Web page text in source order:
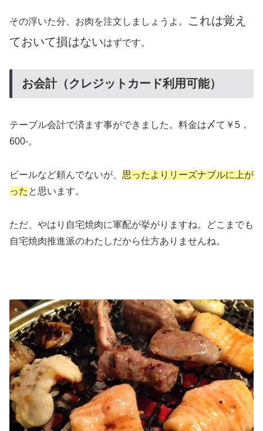
その浮いた分、お肉を注文しましょうよ。
これは覚え
ておいて損はないはずです。
お会計（クレジットカード利用可能）
テーブル会計で済ます事ができました。料金は〆て￥5，
600-。
ビールなど頼んでないが、 思ったよりリーズナブルに上が
った と思います。
ただ、やはり自宅焼肉に軍配が挙がりますね。どこまでも
自宅焼肉推進派のわたしだから仕方ありませんね。